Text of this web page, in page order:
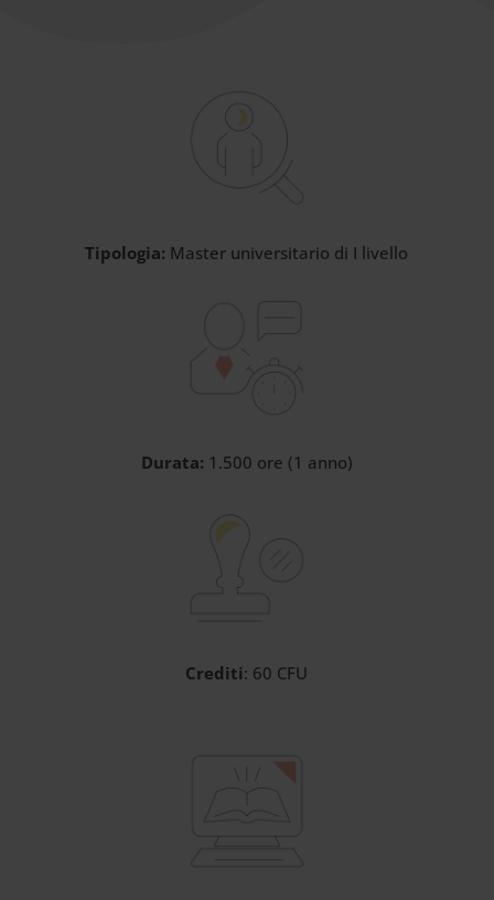
Tipologia: Master universitario di I livello
Durata: 1.500 ore (1 anno)
Crediti: 60 CFU